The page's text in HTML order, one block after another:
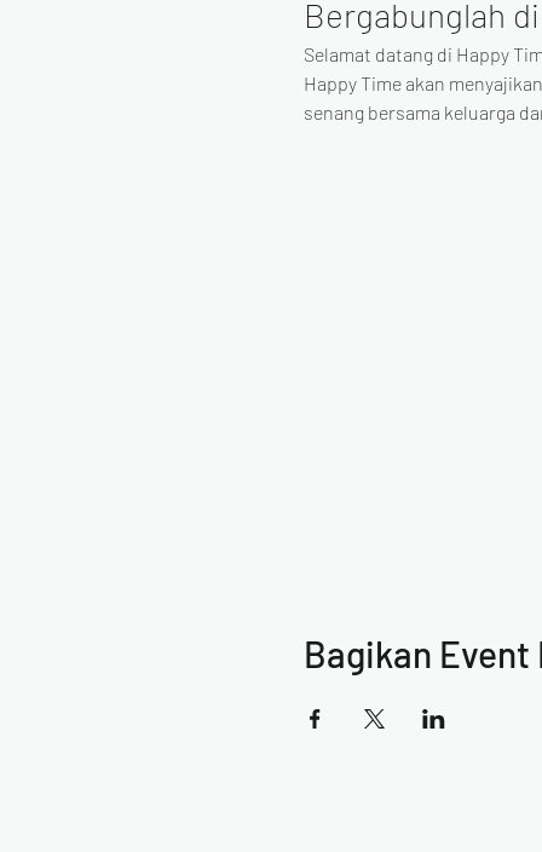
Bergabunglah
Selamat datang di Happy
Happy Time akan
senang bersama keluarga
Bagikan Event